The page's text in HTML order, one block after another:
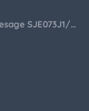
Seiko “Baby Snowflake” Presage SJE073J1/SARA015 Limited Edition